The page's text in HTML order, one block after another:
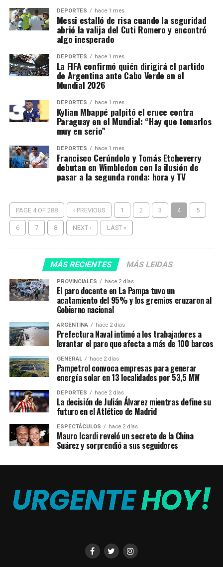
DEPORTES hace 1 mes
Messi estalló de risa cuando la seguridad
abrió la valija del Cuti Romero y encontró
algo inesperado
DEPORTES hace 1 mes
La FIFA confirmó quién dirigirá el partido
de Argentina ante Cabo Verde en el
Mundial 2026
DEPORTES hace 1 mes
Kylian Mbappé palpitó el cruce contra
Paraguay en el Mundial: “Hay que tomarlos
muy en serio”
DEPORTES hace 1 mes
Francisco Cerúndolo y Tomás Etcheverry
debutan en Wimbledon con la ilusión de
pasar a la segunda ronda: hora y TV
PAGE 4 OF 288 ‹ PREVIOUS 1 2 3 4 5
6 7 8 NEXT › LAST »
MÁS RECIENTES MÁS LEIDAS
PROVINCIALES hace 2 días
El paro docente en La Pampa tuvo un
acatamiento del 95% y los gremios cruzaron al
Gobierno nacional
ARGENTINA hace 2 días
Prefectura Naval intimó a los trabajadores a
levantar el paro que afecta a más de 100 barcos
GENERAL hace 2 días
Pampetrol convoca empresas para generar
energía solar en 13 localidades por 53,5 MW
DEPORTES hace 2 días
La decisión de Julián Álvarez mientras define su
futuro en el Atlético de Madrid
ESPECTÁCULOS hace 2 días
Mauro Icardi reveló un secreto de la China
Suárez y sorprendió a sus seguidores